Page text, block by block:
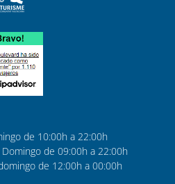
de 10:00h a 22:00h
de 09:00h a 22:00h
de 12:00h a 00:00h